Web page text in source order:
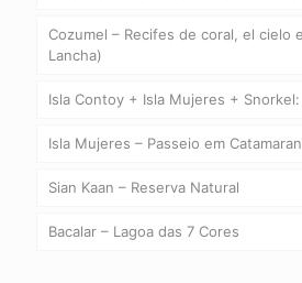
Cozumel – Recifes de coral, el cielo
Lancha)
Isla Contoy + Isla Mujeres +
Isla Mujeres – Passeio em Catamaran
Sian Kaan – Reserva Natural
Bacalar – Lagoa das 7 Cores